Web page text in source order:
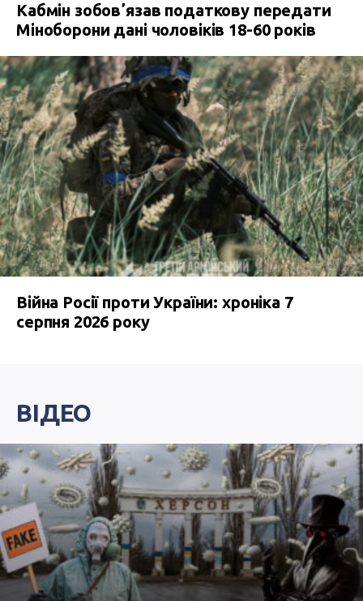
Кабмін зобовʼязав податкову передати
Міноборони дані чоловіків 18-60 років
Війна Росії проти України: хроніка 7
серпня 2026 року
ВІДЕО